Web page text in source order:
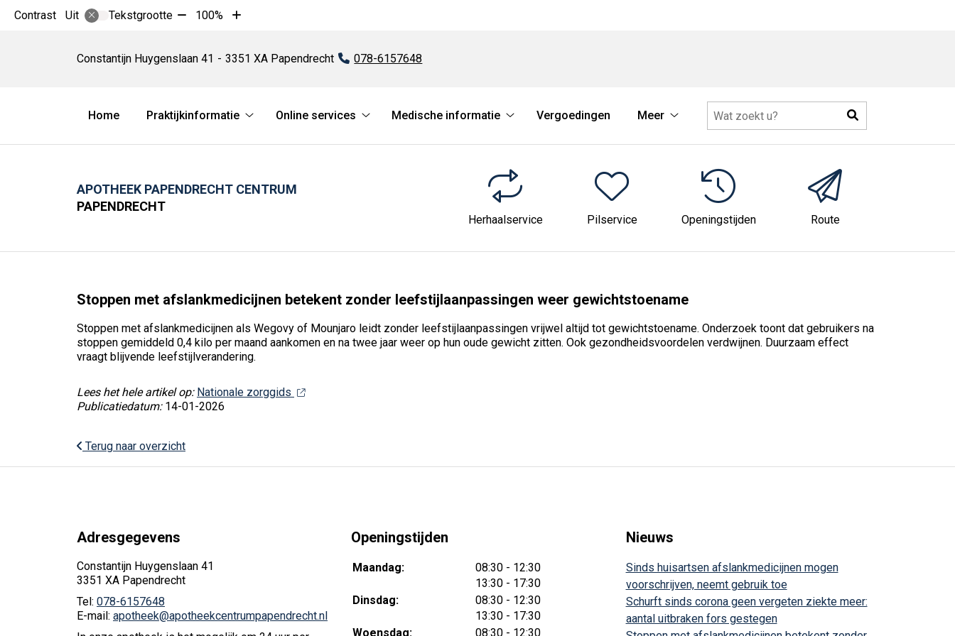
Contrast Uit Tekstgrootte Tekst
10%
100%
Tekst
10%
PapendrechtConstantijn Huygenslaan 41 3351 XA Papendrecht Tel:
078-6157648
Hoofdmenu
Home
Praktijkinformatie
submenu
Online services
services
Medische informatie
informatie
submenu
Vergoedingen
Meer
submenu
Zoeken
APOTHEEK PAPENDRECHT CENTRUM
PAPENDRECHT
Herhaalservice Pilservice Openingstijden Route
Stoppen met afslankmedicijnen betekent zonder leefstijlaanpassingen weer gewichtstoename
Stoppen met afslankmedicijnen als Wegovy of Mounjaro leidt zonder leefstijlaanpassingen vrijwel altijd tot gewichtstoename. Onderzoek toont dat gebruikers na
stoppen gemiddeld 0,4 kilo per maand aankomen en na twee jaar weer op hun oude gewicht zitten. Ook gezondheidsvoordelen verdwijnen. Duurzaam effect
vraagt blijvende leefstijlverandering.
Lees het hele artikel op: Nationale zorggids
Publicatiedatum: 14-01-2026
Terug naar overzicht
Adresgegevens
Constantijn Huygenslaan 41
3351 XA Papendrecht
Tel: 078-6157648
E-mail: apotheek@apotheekcentrumpapendrecht.nl
Openingstijden
Maandag: 08:30 tot
- 12:30
13:30 tot
- 17:30
Dinsdag:
08:30 tot
- 12:30
13:30 tot
- 17:30
Woensdag:
08:30 tot
- 12:30
Nieuws
Sinds huisartsen afslankmedicijnen mogen
voorschrijven, neemt gebruik toe
Schurft sinds corona geen vergeten ziekte meer:
aantal uitbraken fors gestegen